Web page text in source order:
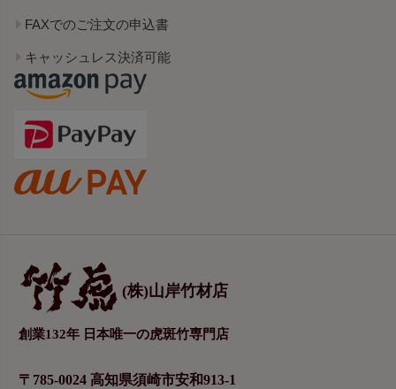
FAXでのご注文の申込書
キャッシュレス決済可能
(株)山岸竹材店
創業132年 日本唯一の虎斑竹専門店
〒785-0024 高知県須崎市安和913-1